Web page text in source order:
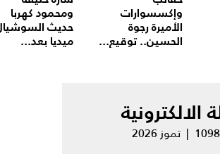
وإكسسوارات
الأميرة رجوة
الحسين.. توقيع...
ومحمود كهربا
حديث
ميديا بعد...
الالكترونية